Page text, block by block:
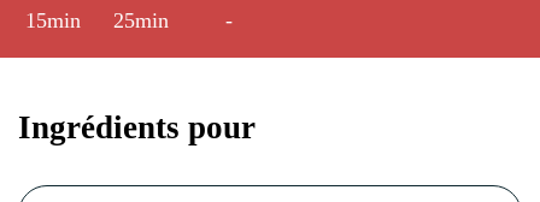
15min 25min -
Ingrédients pour